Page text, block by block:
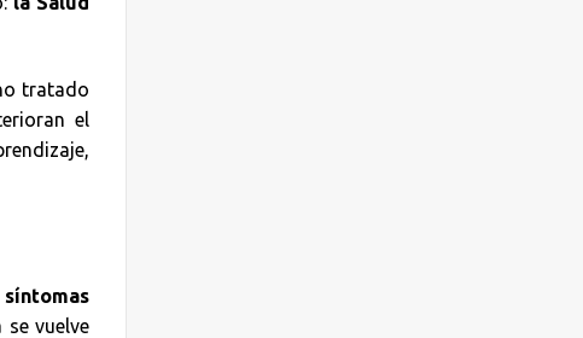
tratado
el
se vuelve